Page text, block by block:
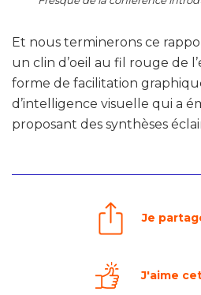
Et nous terminerons ce
un clin d’oeil au fil rouge de
forme de facilitation
d’intelligence visuelle qui a
proposant des synthèses
Je
J'aime